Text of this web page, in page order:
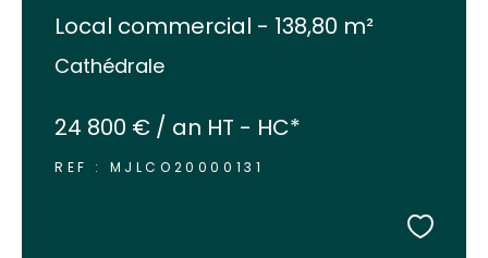
Local commercial - 138,80 m²
Cathédrale
24 800 € / an HT - HC*
REF : MJLCO20000131